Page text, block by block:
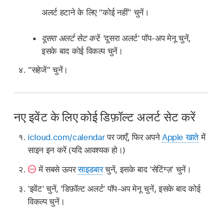
अलर्ट हटाने के लिए “कोई नहीं” चुनें।
दूसरा अलर्ट सेट करें: 'दूसरा अलर्ट' पॉप-अप मेनू चुनें,
इसके बाद कोई विकल्प चुनें।
“सहेजें” चुनें।
नए इवेंट के लिए कोई डिफ़ॉल्ट अलर्ट सेट करें
icloud.com/calendarपर जाएँ, फिर अपने Apple खाते में
साइन इन करें (यदि आवश्यक हो।)
में सबसे ऊपरसाइडबारचुनें, इसके बाद 'सेटिंग्ज़' चुनें।
'इवेंट' चुनें, 'डिफ़ॉल्ट अलर्ट' पॉप-अप मेनू चुनें, इसके बाद कोई
विकल्प चुनें।